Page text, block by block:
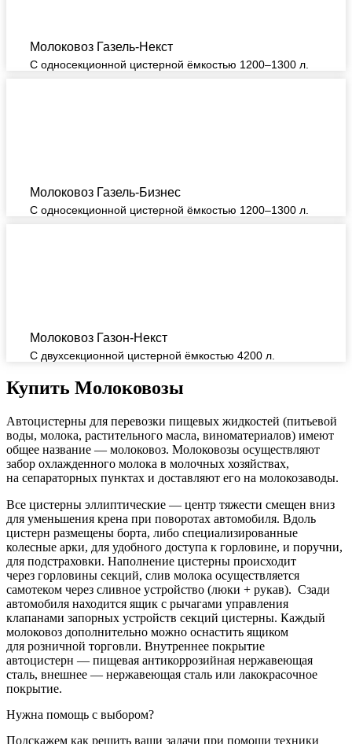
Молоковоз Газель-Некст
С односекционной цистерной ёмкостью 1200–1300 л.
Молоковоз Газель-Бизнес
С односекционной цистерной ёмкостью 1200–1300 л.
Молоковоз Газон-Некст
С двухсекционной цистерной ёмкостью 4200 л.
Купить Молоковозы
Автоцистерны для перевозки пищевых жидкостей (питьевой
воды, молока, растительного масла, виноматериалов) имеют
общее название — молоковоз. Молоковозы осуществляют
забор охлажденного молока в молочных хозяйствах,
на сепараторных пунктах и доставляют его на молокозаводы.
Все цистерны эллиптические — центр тяжести смещен вниз
для уменьшения крена при поворотах автомобиля. Вдоль
цистерн размещены борта, либо специализированные
колесные арки, для удобного доступа к горловине, и поручни,
для подстраховки. Наполнение цистерны происходит
через горловины секций, слив молока осуществляется
самотеком через сливное устройство (люки + рукав). Сзади
автомобиля находится ящик с рычагами управления
клапанами запорных устройств секций цистерны. Каждый
молоковоз дополнительно можно оснастить ящиком
для розничной торговли. Внутреннее покрытие
автоцистерн — пищевая антикоррозийная нержавеющая
сталь, внешнее — нержавеющая сталь или лакокрасочное
покрытие.
Нужна помощь с выбором?
Подскажем как решить ваши задачи при помощи техники